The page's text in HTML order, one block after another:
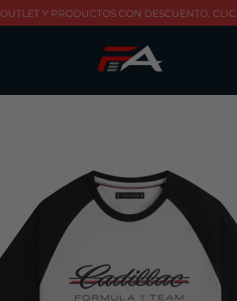
OUTLET Y PRODUCTOS CON DESCUENTO.